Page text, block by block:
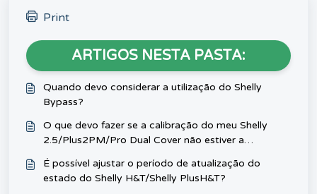
Print
ARTIGOS NESTA PASTA:
Quando devo considerar a utilização do Shelly
Bypass?
O que devo fazer se a calibração do meu Shelly
2.5/Plus2PM/Pro Dual Cover não estiver a
É possível ajustar o período de atualização do
estado do Shelly H&T/Shelly PlusH&T?